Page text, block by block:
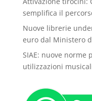
semplifica il
Nuove librerie
euro dal Ministero
SIAE: nuove norme
utilizzazioni